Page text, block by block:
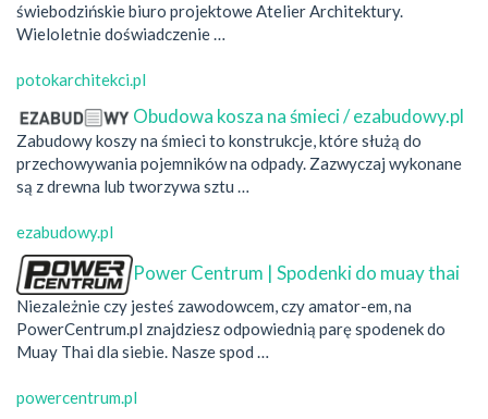
świebodzińskie biuro projektowe Atelier Architektury.
Wieloletnie doświadczenie …
potokarchitekci.pl
Obudowa kosza na śmieci / ezabudowy.pl
Zabudowy koszy na śmieci to konstrukcje, które służą do
przechowywania pojemników na odpady. Zazwyczaj wykonane
są z drewna lub tworzywa sztu …
ezabudowy.pl
Power Centrum | Spodenki do muay thai
Niezależnie czy jesteś zawodowcem, czy amator-em, na
PowerCentrum.pl znajdziesz odpowiednią parę spodenek do
Muay Thai dla siebie. Nasze spod …
powercentrum.pl